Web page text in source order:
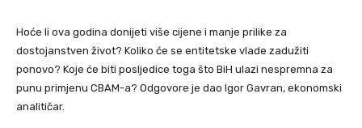
Hoće li ova godina donijeti više cijene i manje prilike za
dostojanstven život? Koliko će se entitetske vlade zadužiti
ponovo? Koje će biti posljedice toga što BiH ulazi nespremna za
punu primjenu CBAM-a? Odgovore je dao Igor Gavran, ekonomski
analitičar.